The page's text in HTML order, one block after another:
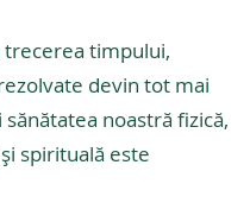
trecerea timpului,
devin tot mai
noastră fizică,
spirituală este